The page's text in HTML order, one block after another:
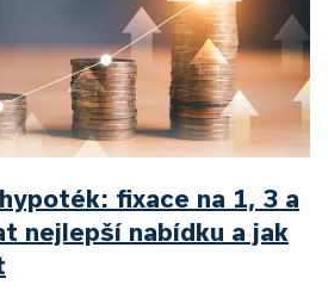
fixace na 1, 3 a
nejlepší nabídku a jak